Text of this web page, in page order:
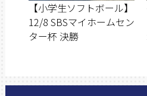
【小学生ソフトボール】
12/8 SBSマイホームセン
ター杯 決勝